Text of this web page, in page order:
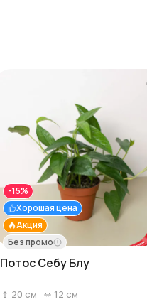
Акция
Хорошая цена
-15%
Без промо
Потос Себу Блу
20 см 12 см